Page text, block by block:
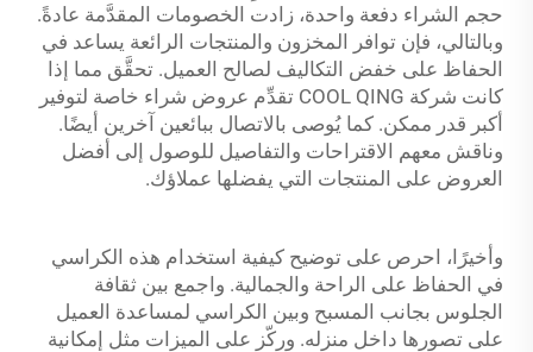
حجم الشراء دفعة واحدة، زادت الخصومات المقدَّمة عادةً.
وبالتالي، فإن توافر المخزون والمنتجات الرائعة يساعد في
الحفاظ على خفض التكاليف لصالح العميل. تحقَّق مما إذا
كانت شركة COOL QING تقدِّم عروض شراء خاصة لتوفير
أكبر قدر ممكن. كما يُوصى بالاتصال ببائعين آخرين أيضًا.
وناقش معهم الاقتراحات والتفاصيل للوصول إلى أفضل
العروض على المنتجات التي يفضلها عملاؤك.
وأخيرًا، احرص على توضيح كيفية استخدام هذه الكراسي
في الحفاظ على الراحة والجمالية. واجمع بين ثقافة
الجلوس بجانب المسبح وبين الكراسي لمساعدة العميل
على تصورها داخل منزله. وركّز على الميزات مثل إمكانية